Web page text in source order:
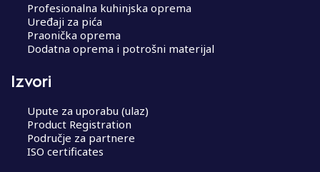
Profesionalna kuhinjska oprema
Uređaji za pića
Praonička oprema
Dodatna oprema i potrošni materijal
Izvori
Upute za uporabu (ulaz)
Product Registration
Područje za partnere
ISO certificates